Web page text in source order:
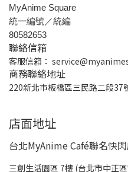
MyAnime Square
統一編號／統編
80582653
聯絡信箱
客服信箱：
商務聯絡地址
220新北市板橋區三民路二段37
店面地址
台北MyAnime Café聯名快
三創生活園區 7樓 (台北市中正